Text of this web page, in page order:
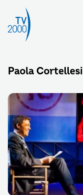
Paola Cortellesi